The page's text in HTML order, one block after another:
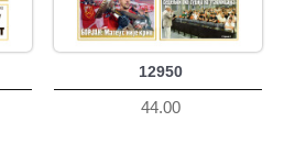
12950
44.00